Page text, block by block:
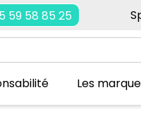
59 58 85 25
Les